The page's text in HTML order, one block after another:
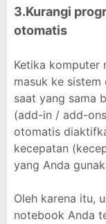
3.Kurangi
otomatis
Ketika komputer
masuk ke
saat yang sama
(add-in / add-
otomatis
kecepatan
yang Anda
Oleh karena itu,
notebook Anda